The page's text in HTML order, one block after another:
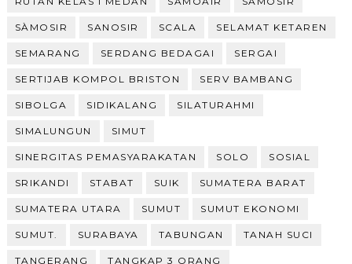
SÀMOSIR SANOSIR SCALA SELAMAT KETAREN
SEMARANG SERDANG BEDAGAI SERGAI
SERTIJAB KOMPOL BRISTON SERV BAMBANG
SIBOLGA SIDIKALANG SILATURAHMI
SIMALUNGUN SIMUT
SINERGITAS PEMASYARAKATAN SOLO SOSIAL
SRIKANDI STABAT SUIK SUMATERA BARAT
SUMATERA UTARA SUMUT SUMUT EKONOMI
SUMUT. SURABAYA TABUNGAN TANAH SUCI
TANGERANG TANGKAP 3 ORANG